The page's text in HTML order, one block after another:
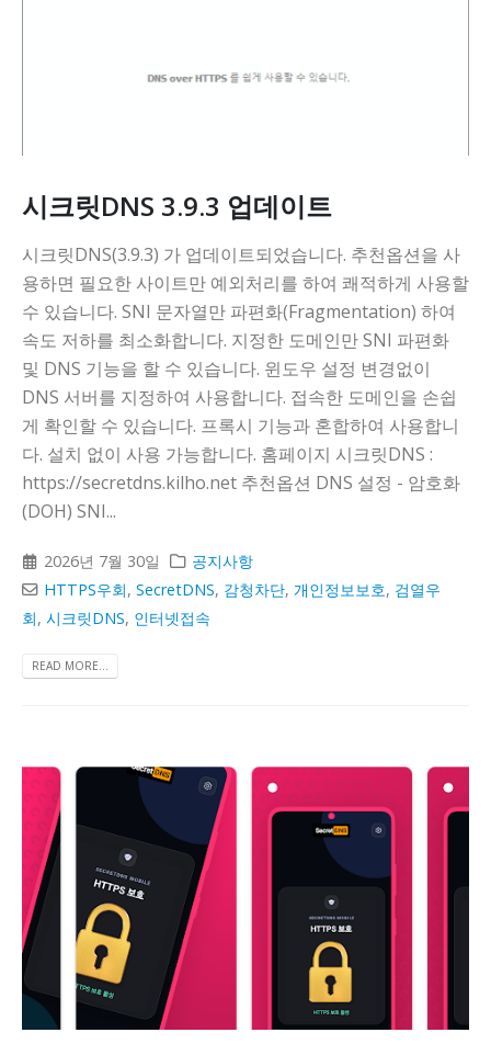
시크릿DNS 3.9.3 업데이트
시크릿DNS(3.9.3) 가 업데이트되었습니다. 추천옵션을 사
용하면 필요한 사이트만 예외처리를 하여 쾌적하게 사용할
수 있습니다. SNI 문자열만 파편화(Fragmentation) 하여
속도 저하를 최소화합니다. 지정한 도메인만 SNI 파편화
및 DNS 기능을 할 수 있습니다. 윈도우 설정 변경없이
DNS 서버를 지정하여 사용합니다. 접속한 도메인을 손쉽
게 확인할 수 있습니다. 프록시 기능과 혼합하여 사용합니
다. 설치 없이 사용 가능합니다. 홈페이지 시크릿DNS :
https://secretdns.kilho.net 추천옵션 DNS 설정 - 암호화
(DOH) SNI...
2026년 7월 30일
공지사항
HTTPS우회,SecretDNS, 감청차단,개인정보보호, 검열우
회, 시크릿DNS, 인터넷접속
READ MORE...